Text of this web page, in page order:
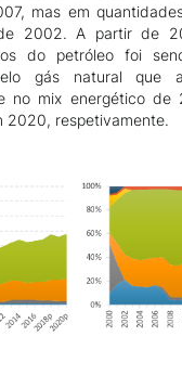
mas em
2002. A partir de
do petróleo foi
gás natural que
no mix energético
2020, respetivamente.